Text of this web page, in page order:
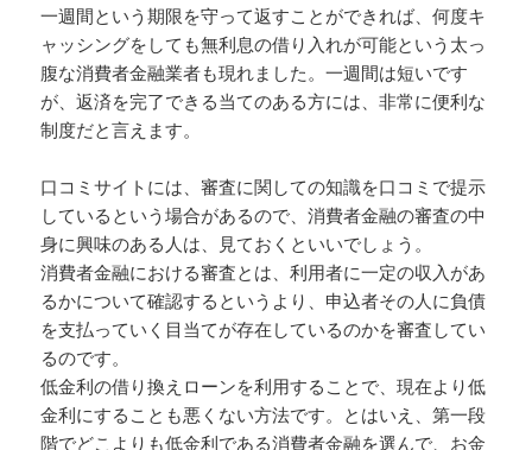
一週間という期限を守って返すことができれば、何度キ
ャッシングをしても無利息の借り入れが可能という太っ
腹な消費者金融業者も現れました。一週間は短いです
が、返済を完了できる当てのある方には、非常に便利な
制度だと言えます。
口コミサイトには、審査に関しての知識を口コミで提示
しているという場合があるので、消費者金融の審査の中
身に興味のある人は、見ておくといいでしょう。
消費者金融における審査とは、利用者に一定の収入があ
るかについて確認するというより、申込者その人に負債
を支払っていく目当てが存在しているのかを審査してい
るのです。
低金利の借り換えローンを利用することで、現在より低
金利にすることも悪くない方法です。とはいえ、第一段
階でどこよりも低金利である消費者金融を選んで、お金